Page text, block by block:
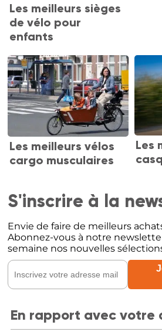
Les meilleurs sièges
de vélo pour
enfants
Les meilleurs vélos
cargo musculaires
Les
S'inscrire à la
Envie de faire de meilleurs
Abonnez-vous à notre
semaine nos nouvelles
En rapport avec votre